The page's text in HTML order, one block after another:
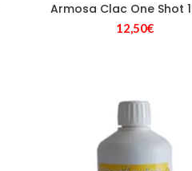
Armosa Clac One Shot
12,50€